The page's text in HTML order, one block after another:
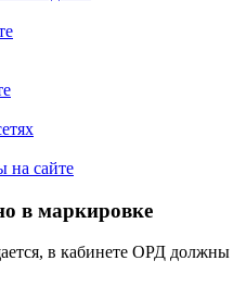
в маркировке
в кабинете ОРД должны